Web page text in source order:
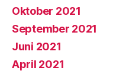
Oktober 2021
September 2021
Juni 2021
April 2021